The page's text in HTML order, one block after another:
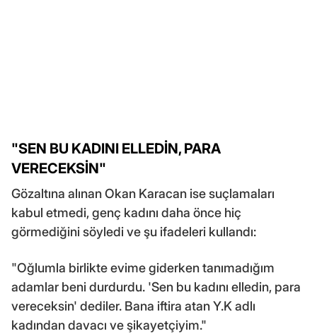
"SEN BU KADINI ELLEDİN, PARA
VERECEKSİN"
Gözaltına alınan Okan Karacan ise suçlamaları
kabul etmedi, genç kadını daha önce hiç
görmediğini söyledi ve şu ifadeleri kullandı:
"Oğlumla birlikte evime giderken tanımadığım
adamlar beni durdurdu. 'Sen bu kadını elledin, para
vereceksin' dediler. Bana iftira atan Y.K adlı
kadından davacı ve şikayetçiyim."